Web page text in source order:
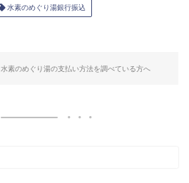
水素のめぐり湯銀行振込
水素のめぐり湯の支払い方法を調べている方へ